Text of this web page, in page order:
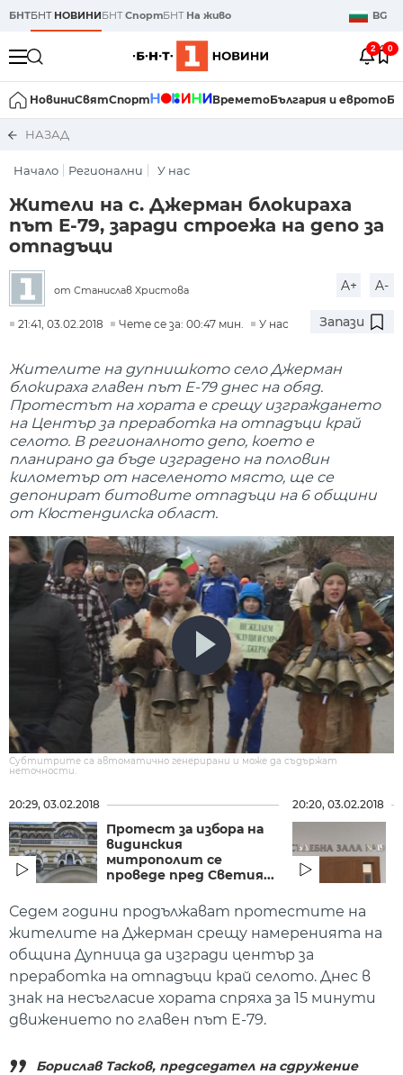
БНТБНТ НОВИНИБНТСпортБНТ На живо BG
2 0
НовиниСвятСпорт ВреметоБългария и еврото
НАЗАД
Начало Регионални У нас
Жители на с. Джерман блокираха
път Е-79, заради строежа на депо за
отпадъци
от Станислав Христова A+ A-
21:41, 03.02.2018 Чете се за: 00:47 мин. У нас Запази
Жителите на дупнишкото село Джерман
блокираха главен път Е-79 днес на обяд.
Протестът на хората е срещу изграждането
на Център за преработка на отпадъци край
селото. В регионалното депо, което е
планирано да бъде изградено на половин
километър от населеното място, ще се
депонират битовите отпадъци на 6 общини
от Кюстендилска област.
Субтитрите са автоматично генерирани и може да съдържат
неточности.
20:29, 03.02.2018
Протест за избора на
видинския
митрополит се
проведе пред Светия...
20:20, 03.02.2018
Седем години продължават протестите на
жителите на Джерман срещу намеренията на
община Дупница да изгради център за
преработка на отпадъци край селото. Днес в
знак на несъгласие хората спряха за 15 минути
движението по главен път Е-79.
Борислав Тасков, председател на сдружение